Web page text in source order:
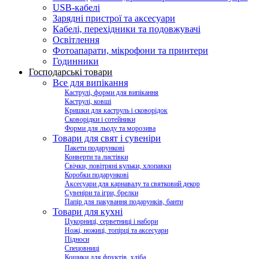
USB-кабелі
Зарядні пристрої та аксесуари
Кабелі, перехідники та подовжувачі
Освітлення
Фотоапарати, мікрофони та принтери
Годинники
Господарські товари
Все для випікання
Каструлі, форми для випікання
Каструлі, ковші
Кришки для каструль і сковорідок
Сковорідки і сотейники
Форми для льоду та морозива
Товари для свят і сувеніри
Пакети подарункові
Конверти та листівки
Свічки, повітряні кульки, хлопавки
Коробки подарункові
Аксесуари для карнавалу та святковий декор
Сувеніри та ігри, брелки
Папір для пакування подарунків, банти
Товари для кухні
Цукорниці, серветниці і набори
Ножі, ножиці, топірці та аксесуари
Підноси
Спецовниці
Кошики для фруктів, хліба